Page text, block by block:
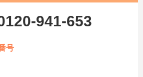
941-653
号